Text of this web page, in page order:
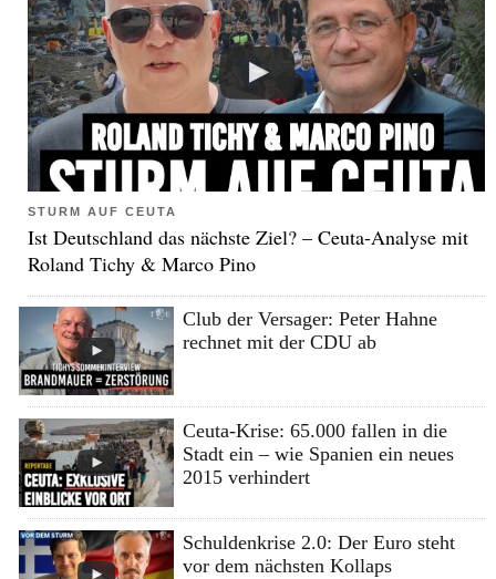
STURM AUF CEUTA
Ist Deutschland das nächste Ziel? – Ceuta-Analyse mit
Roland Tichy & Marco Pino
Club der Versager: Peter Hahne
rechnet mit der CDU ab
Ceuta-Krise: 65.000 fallen in die
Stadt ein – wie Spanien ein neues
2015 verhindert
Schuldenkrise 2.0: Der Euro steht
vor dem nächsten Kollaps